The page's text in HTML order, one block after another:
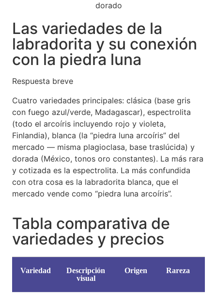
Las variedades de la
labradorita y su conexión
con la piedra luna
Respuesta breve
Cuatro variedades principales: clásica (base gris
con fuego azul/verde, Madagascar), espectrolita
(todo el arcoíris incluyendo rojo y violeta,
Finlandia), blanca (la “piedra luna arcoíris” del
mercado — misma plagioclasa, base traslúcida) y
dorada (México, tonos oro constantes). La más rara
y cotizada es la espectrolita. La más confundida
con otra cosa es la labradorita blanca, que el
mercado vende como “piedra luna arcoíris”.
Tabla comparativa de
variedades y precios
Variedad
Descripción
visual
Origen Rareza